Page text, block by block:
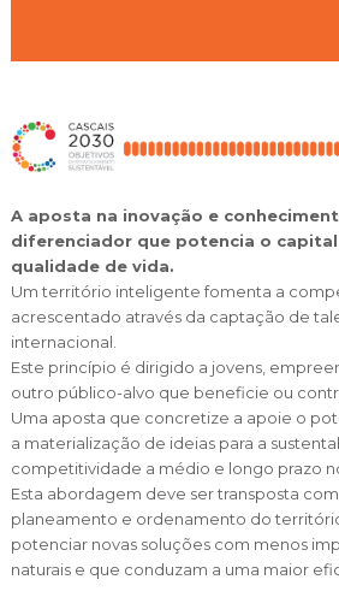
Qualidade de vida
Agenda do executivo
ESTUDAR
MOBILIDADE
INVESTIR EM CASCAIS
SERVIÇOS
MAPA DO PORTAL
A aposta na inovação e
diferenciador que potencia o capital
qualidade de vida.
Um território inteligente fomenta a
acrescentado através da captação de
internacional.
Este princípio é dirigido a jovens,
outro público-alvo que beneficie ou
Uma aposta que concretize a apoie o
a materialização de ideias para a
competitividade a médio e longo prazo
Esta abordagem deve ser transposta
planeamento e ordenamento do
potenciar novas soluções com menos
naturais e que conduzam a uma maior